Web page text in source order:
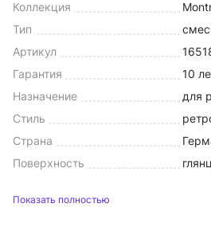
Коллекция
Тип
Артикул
Гарантия
10
Назначение
для
Стиль
Страна
Поверхность
Показать полностью